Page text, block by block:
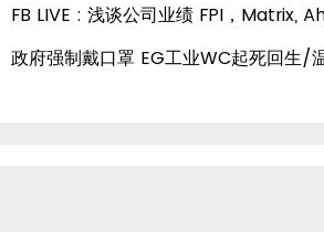
FB LIVE : 浅谈公司业绩 FPI，Matrix,
政府强制戴口罩 EG工业WC起死回生/